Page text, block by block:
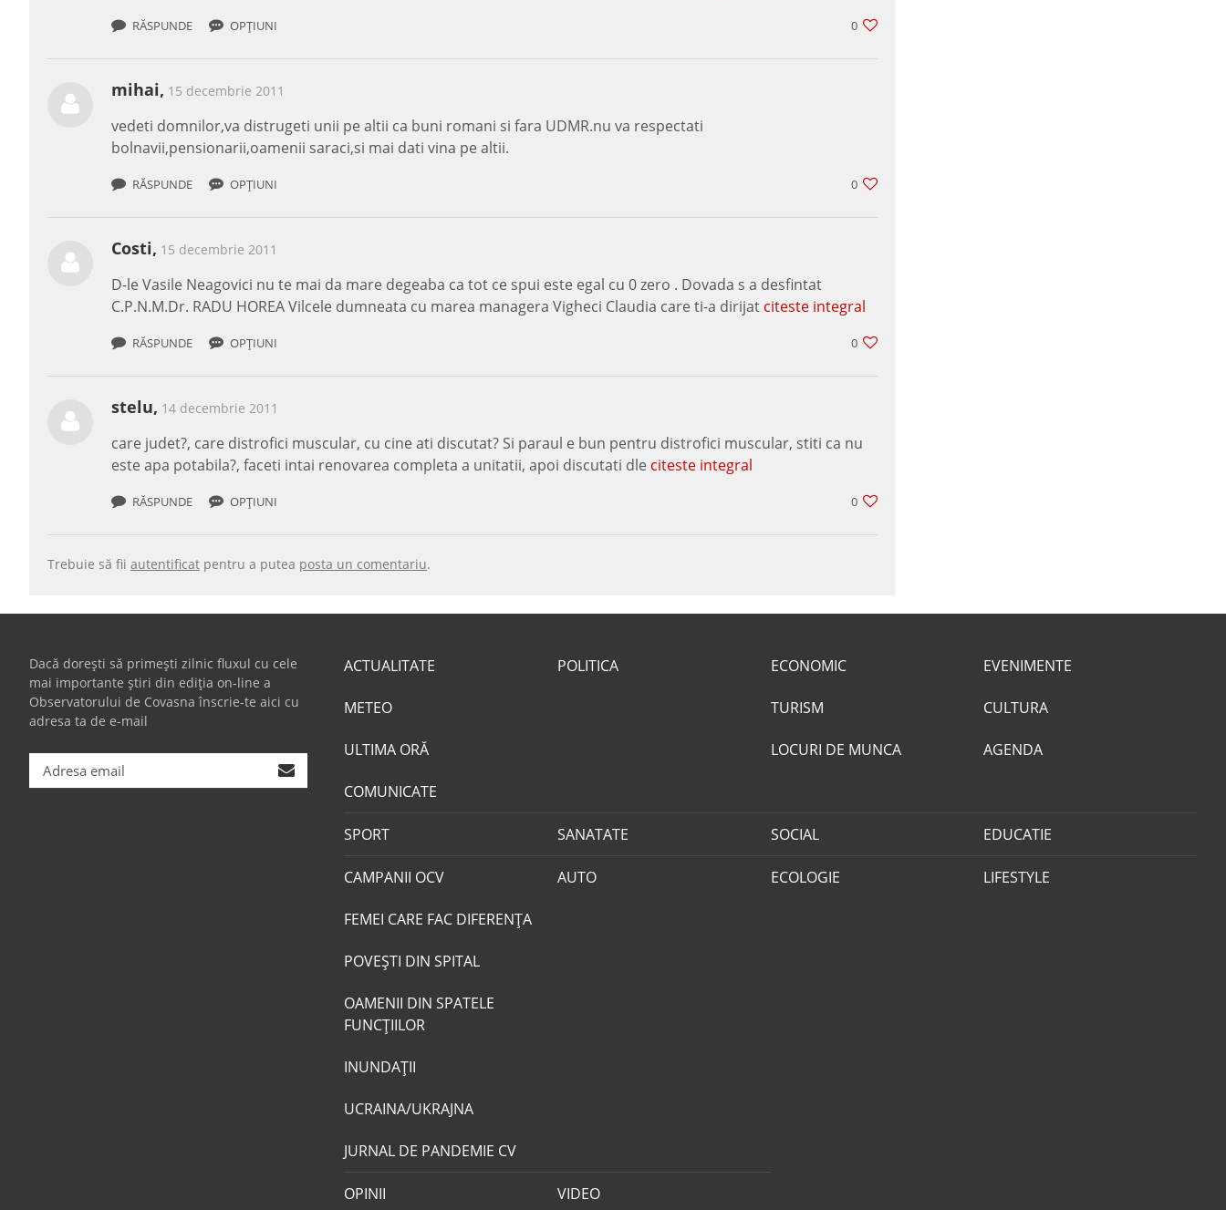
0
RĂSPUNDE OPȚIUNI
mihai, 15 decembrie 2011
vedeti domnilor,va distrugeti unii pe altii ca buni romani si fara UDMR.nu va respectati
bolnavii,pensionarii,oamenii saraci,si mai dati vina pe altii.
0
RĂSPUNDE OPȚIUNI
Costi, 15 decembrie 2011
D-le Vasile Neagovici nu te mai da mare degeaba ca tot ce spui este egal cu 0 zero . Dovada s a desfintat
C.P.N.M.Dr. RADU HOREA Vilcele dumneata cu marea managera Vigheci Claudia care ti-a dirijat citeste integral
0
RĂSPUNDE OPȚIUNI
stelu, 14 decembrie 2011
care judet?, care distrofici muscular, cu cine ati discutat? Si paraul e bun pentru distrofici muscular, stiti ca nu
este apa potabila?, faceti intai renovarea completa a unitatii, apoi discutati dle citeste integral
0
RĂSPUNDE OPȚIUNI
Trebuie să fii autentificat pentru a putea posta un comentariu.
Dacă dorești să primești zilnic fluxul cu cele
mai importante știri din ediția on-line a
Observatorului de Covasna înscrie-te aici cu
adresa ta de e-mail
ACTUALITATE
METEO
ULTIMA ORĂ
COMUNICATE
POLITICA ECONOMIC
TURISM
LOCURI DE MUNCA
EVENIMENTE
CULTURA
AGENDA
SPORT SANATATE SOCIAL EDUCATIE
CAMPANII OCV
FEMEI CARE FAC DIFERENȚA
POVEŞTI DIN SPITAL
OAMENII DIN SPATELE
FUNCŢIILOR
INUNDAŢII
UCRAINA/UKRAJNA
JURNAL DE PANDEMIE CV
AUTO ECOLOGIE LIFESTYLE
OPINII VIDEO